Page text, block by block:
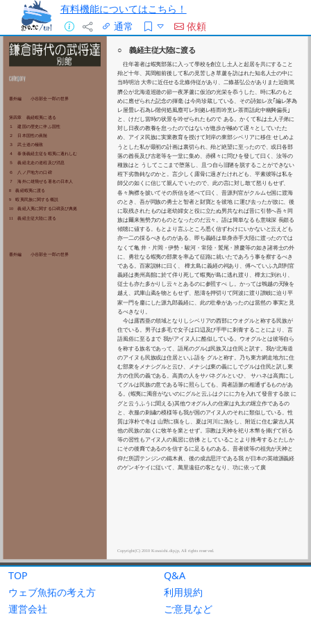
有料機能についてはこちら！
通常
依頼
TOP
Q&A
ウェブ魚拓の考え方
利用規約
運営会社
ご意見など